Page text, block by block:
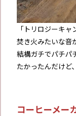
「トリロジーキャ
焚き火みたいな音
結構ガチでパチパ
たかったんだけど
コーヒーメー